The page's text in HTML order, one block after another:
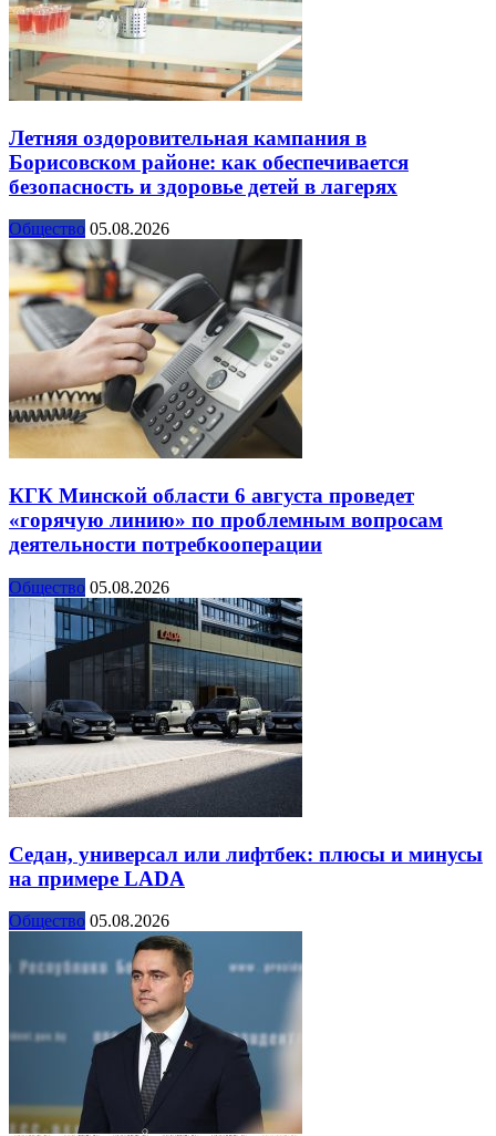
Летняя оздоровительная кампания в
Борисовском районе: как обеспечивается
безопасность и здоровье детей в лагерях
Общество 05.08.2026
КГК Минской области 6 августа проведет
«горячую линию» по проблемным вопросам
деятельности потребкооперации
Общество 05.08.2026
Седан, универсал или лифтбек: плюсы и минусы
на примере LADA
Общество 05.08.2026